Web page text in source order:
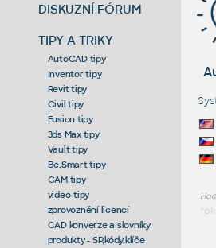
DISKUZNÍ FÓRUM
TIPY A TRIKY
AutoCAD tipy
Inventor tipy
Revit tipy
Civil tipy
Fusion tipy
3ds Max tipy
Vault tipy
Be.Smart tipy
CAM tipy
video-tipy
zprovoznění licencí
CAD konverze a slovníky
produkty - SP,kódy,klíče